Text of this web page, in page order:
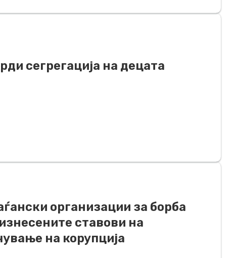
сегрегација на децата
организации за борба
ставови на
на корупција